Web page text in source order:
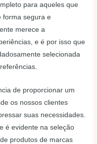
para aqueles que
forma segura e
merece a
e é por isso que
selecionada
de proporcionar um
os nossos clientes
suas necessidades.
é evidente na seleção
produtos de marcas